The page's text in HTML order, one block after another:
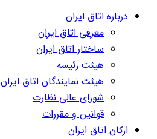
درباره اتاق ایران
معرفی اتاق ایران
ساختار اتاق ایران
هیئت رئیسه
هیئت نمایندگان اتاق ایران
شورای عالی نظارت
قوانین و مقررات
ارکان اتاق ایران